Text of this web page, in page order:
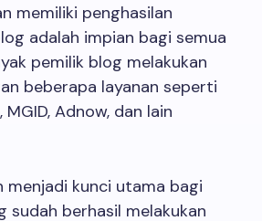
memiliki penghasilan
adalah impian bagi semua
pemilik blog melakukan
beberapa layanan seperti
Adnow, dan lain
menjadi kunci utama bagi
sudah berhasil melakukan